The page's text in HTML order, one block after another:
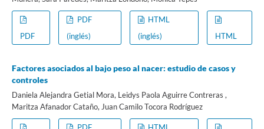
PDF
PDF
(inglés)
HTML
(inglés)
HTML
Factores asociados al bajo peso al nacer: estudio de casos y
controles
Daniela Alejandra Getial Mora, Leidys Paola Aguirre Contreras ,
Maritza Afanador Cataño, Juan Camilo Tocora Rodríguez